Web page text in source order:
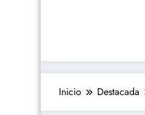
Inicio Destacada